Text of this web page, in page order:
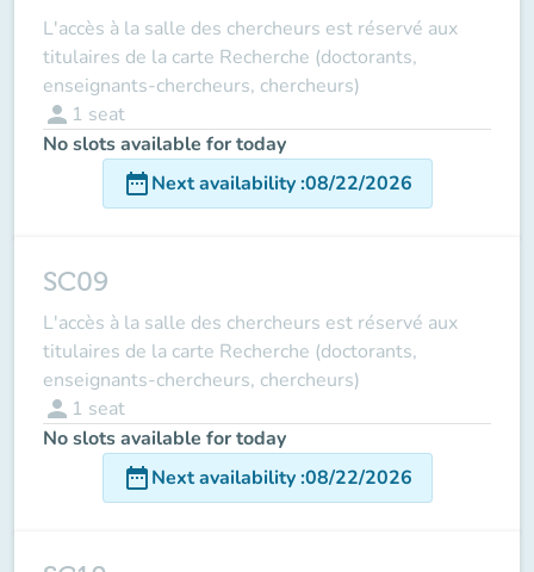
L'accès à la salle des chercheurs est réservé aux
titulaires de la carte Recherche (doctorants,
enseignants-chercheurs, chercheurs)
person 1 seat
No slots available for today
date_rangeNext availability:08/22/2026
SC09
L'accès à la salle des chercheurs est réservé aux
titulaires de la carte Recherche (doctorants,
enseignants-chercheurs, chercheurs)
person 1 seat
No slots available for today
date_rangeNext availability:08/22/2026